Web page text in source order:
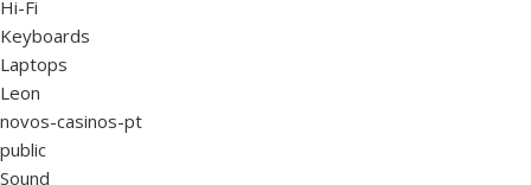
Hi-Fi
Keyboards
Laptops
Leon
novos-casinos-pt
public
Sound